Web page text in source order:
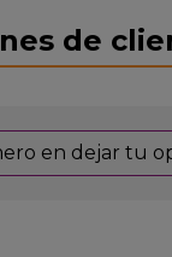
de
en dejar tu